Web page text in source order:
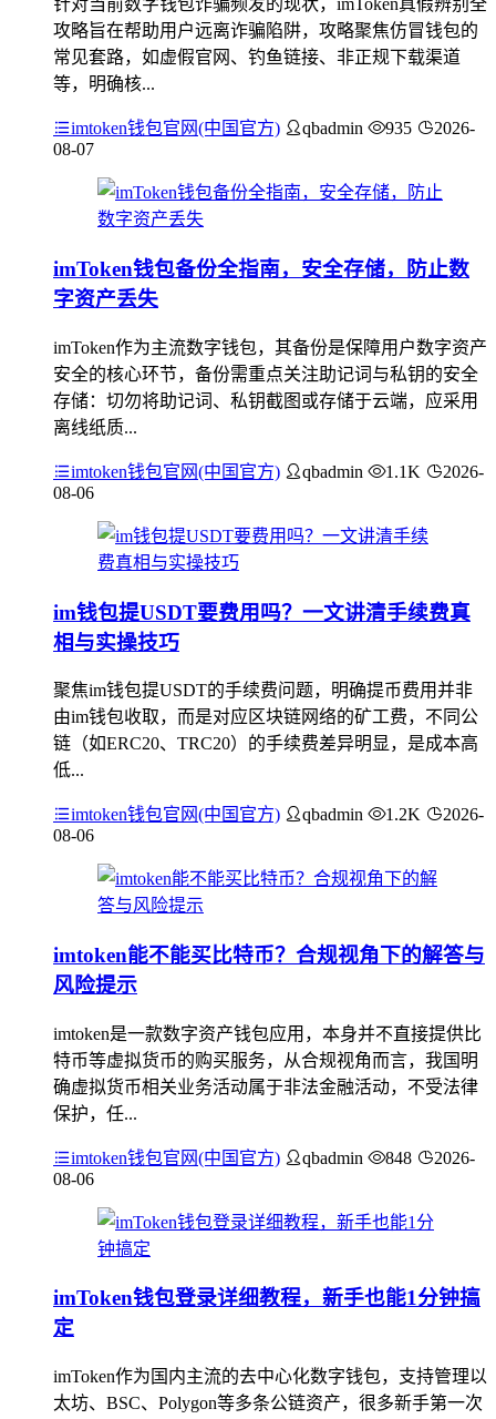
针对当前数字钱包诈骗频发的现状，imToken真假辨别全
攻略旨在帮助用户远离诈骗陷阱，攻略聚焦仿冒钱包的
常见套路，如虚假官网、钓鱼链接、非正规下载渠道
等，明确核...
imtoken钱包官网(中国官方) qbadmin 935
2026-
08-07
imToken钱包备份全指南，安全存储，防止数
字资产丢失
imToken作为主流数字钱包，其备份是保障用户数字资产
安全的核心环节，备份需重点关注助记词与私钥的安全
存储：切勿将助记词、私钥截图或存储于云端，应采用
离线纸质...
imtoken钱包官网(中国官方) qbadmin 1.1K
2026-
08-06
im钱包提USDT要费用吗？一文讲清手续费真
相与实操技巧
聚焦im钱包提USDT的手续费问题，明确提币费用并非
由im钱包收取，而是对应区块链网络的矿工费，不同公
链（如ERC20、TRC20）的手续费差异明显，是成本高
低...
imtoken钱包官网(中国官方) qbadmin 1.2K
2026-
08-06
imtoken能不能买比特币？合规视角下的解答与
风险提示
imtoken是一款数字资产钱包应用，本身并不直接提供比
特币等虚拟货币的购买服务，从合规视角而言，我国明
确虚拟货币相关业务活动属于非法金融活动，不受法律
保护，任...
imtoken钱包官网(中国官方) qbadmin 848
2026-
08-06
imToken钱包登录详细教程，新手也能1分钟搞
定
imToken作为国内主流的去中心化数字钱包，支持管理以
太坊、BSC、Polygon等多条公链资产，很多新手第一次